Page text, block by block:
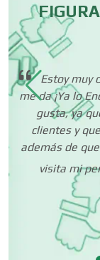
Estoy muy
me da ¡Ya lo
gusta, ya
clientes y
además de
visita mi